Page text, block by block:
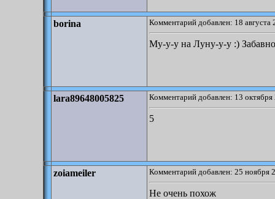
borina Комментарий добавлен: 18 августа
Му-у-у на Луну-у-у :) Забавно
lara89648005825 Комментарий добавлен: 13
5
zoiameiler Комментарий добавлен: 25 ноября
Не очень похож